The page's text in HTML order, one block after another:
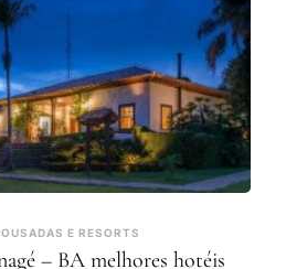
E RESORTS
– BA melhores hotéis